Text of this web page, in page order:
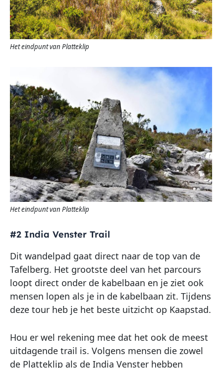
Het eindpunt van Platteklip
Het eindpunt van Platteklip
#2 India Venster Trail
Dit wandelpad gaat direct naar de top van de
Tafelberg. Het grootste deel van het parcours
loopt direct onder de kabelbaan en je ziet ook
mensen lopen als je in de kabelbaan zit. Tijdens
deze tour heb je het beste uitzicht op Kaapstad.
Hou er wel rekening mee dat het ook de meest
uitdagende trail is. Volgens mensen die zowel
de Platteklip als de India Venster hebben